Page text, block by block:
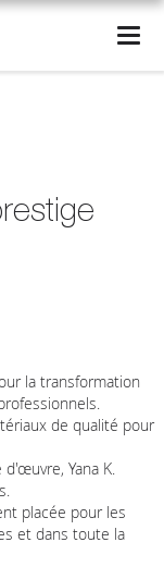
la transformation
de qualité pour
Yana K.
placée pour les
et dans toute la